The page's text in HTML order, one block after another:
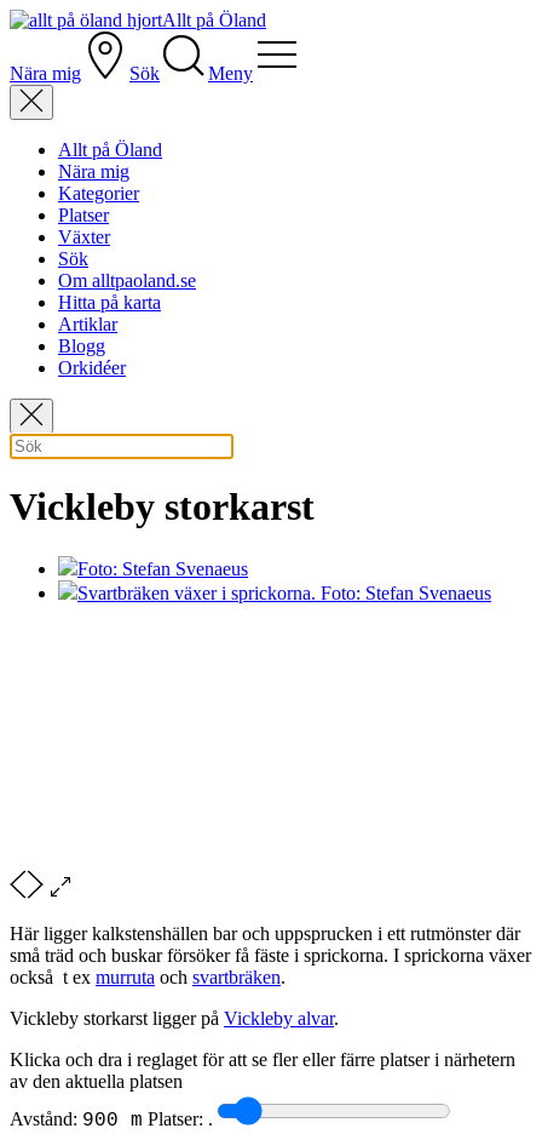
Allt på Öland
Nära mig Sök Meny
Allt på Öland
Nära mig
Kategorier
Platser
Växter
Sök
Om alltpaoland.se
Hitta på karta
Artiklar
Blogg
Orkidéer
Vickleby storkarst
Foto: Stefan Svenaeus
Svartbräken växer i sprickorna. Foto: Stefan Svenaeus
Här ligger kalkstenshällen bar och uppsprucken i ett rutmönster där
små träd och buskar försöker få fäste i sprickorna. I sprickorna växer
också t ex murruta och svartbräken.
Vickleby storkarst ligger på Vickleby alvar.
Klicka och dra i reglaget för att se fler eller färre platser i närhetern
av den aktuella platsen
Avstånd: 900 m Platser: .